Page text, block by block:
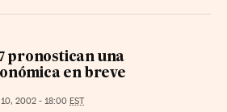
pronostican una
en breve
10, 2002 - 18:00 EST